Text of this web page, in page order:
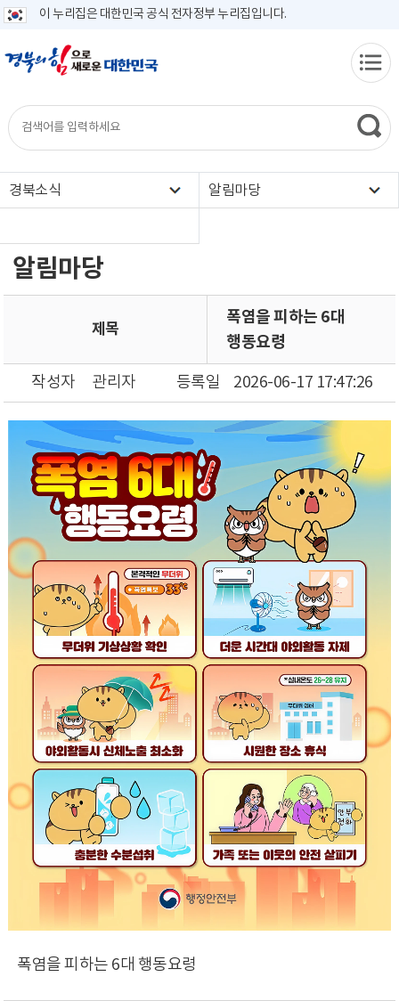
이 누리집은 대한민국 공식 전자정부 누리집입니다.
경북소식 알림마당
알림마당
제목
폭염을 피하는 6대
행동요령
등록일 2026-06-17 17:47:26
작성자 관리자
폭염을 피하는 6대 행동요령